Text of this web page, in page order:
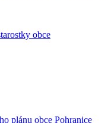
obce
plánu obce Pohranice